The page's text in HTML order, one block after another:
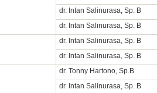
dr. Intan Salinurasa, Sp. B
dr. Intan Salinurasa, Sp. B
dr. Intan Salinurasa, Sp. B
dr. Intan Salinurasa, Sp. B
dr. Tonny Hartono, Sp.B
dr. Intan Salinurasa, Sp. B